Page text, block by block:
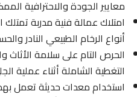
معايير الجودة والاحترافية الممكنة.
امتلاك عمالة فنية مدربة تمتلك
أنواع الرخام الطبيعي النادر
الحرص التام على سلامة الأثاث
التغطية الشاملة أثناء عملية الجلي.
استخدام معدات حديثة تعمل